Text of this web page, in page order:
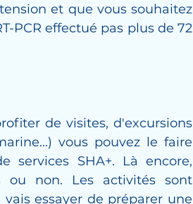
et que vous souhaitez
PCR effectué pas plus de 72
de visites, d'excursions
vous pouvez le faire
services SHA+. Là encore,
ou non. Les activités sont
essayer de préparer une